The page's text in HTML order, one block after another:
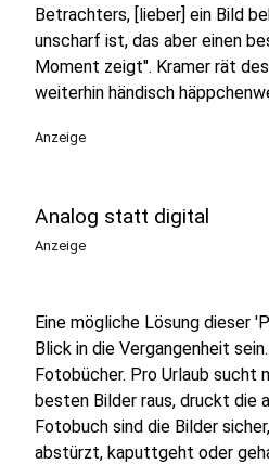
Betrachters, [lieber] ein Bild
unscharf ist, das aber einen
Moment zeigt". Kramer rät
weiterhin händisch
Anzeige
Analog statt digital
Anzeige
Eine mögliche Lösung dieser
Blick in die Vergangenheit
Fotobücher. Pro Urlaub sucht
besten Bilder raus, druckt die
Fotobuch sind die Bilder
abstürzt, kaputtgeht oder